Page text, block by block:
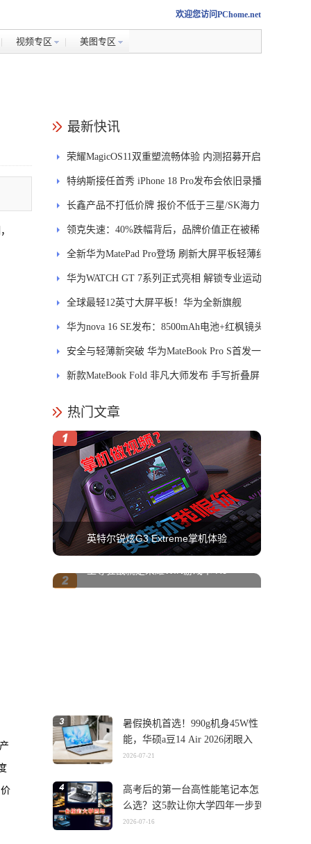
欢迎您访问PChome.net
视频专区 美图专区
最新快讯
荣耀MagicOS11双重塑流畅体验 内测招募开启
特纳斯接任首秀 iPhone 18 Pro发布会依旧录播
长鑫产品不打低价牌 报价不低于三星/SK海力
士
领克失速：40%跌幅背后，品牌价值正在被稀
释
全新华为MatePad Pro登场 刷新大屏平板轻薄纪
录
华为WATCH GT 7系列正式亮相 解锁专业运动
新体验
全球最轻12英寸大屏平板！华为全新旗舰
MatePad Pro正式发布
华为nova 16 SE发布：8500mAh电池+红枫镜头
安全与轻薄新突破 华为MateBook Pro S首发一
区双像素技术防窥屏
新款MateBook Fold 非凡大师发布 手写折叠屏
热门文章
英特尔锐炫G3 Extreme掌机体验
暑假换机首选！990g机身45W性
能，华硕a豆14 Air 2026闭眼入
2026-07-21
高考后的第一台高性能笔记本怎
么选？这5款让你大学四年一步到
位
2026-07-16